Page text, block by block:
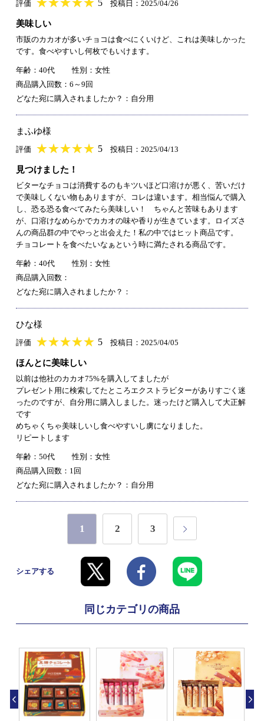
評価 5 投稿日：2025/04/26
美味しい
市販のカカオが多いチョコは食べにくいけど、これは美味しかった
です。食べやすいし何枚でもいけます。
年齢：40代
性別：女性
商品購入回数：6～9回
どなた宛に購入されましたか？：自分用
まふゆ様
評価 ★★★★★
★★★★★ 5 投稿日：2025/04/13
見つけました！
ビターなチョコは消費するのもキツいほど口溶けが悪く、苦いだけ
で美味しくない物もありますが、コレは違います。相当悩んで購入
し、恐る恐る食べてみたら美味しい！ ちゃんと苦味もあります
が、口溶けなめらかでカカオの味や香りが生きています。ロイズさ
んの商品群の中でやっと出会えた！私の中ではヒット商品です。
チョコレートを食べたいなぁという時に満たされる商品です。
年齢：40代
性別：女性
商品購入回数：
どなた宛に購入されましたか？：
ひな様
評価 ★★★★★
★★★★★ 5 投稿日：2025/04/05
ほんとに美味しい
以前は他社のカカオ75%を購入してましたが
プレゼント用に検索してたところエクストラビターがありすごく迷
ったのですが、自分用に購入しました。迷ったけど購入して大正解
です
めちゃくちゃ美味しいし食べやすいし虜になりました。
リピートします
年齢：50代
性別：女性
商品購入回数：1回
どなた宛に購入されましたか？：自分用
1 2 3
シェアする
同じカテゴリの商品